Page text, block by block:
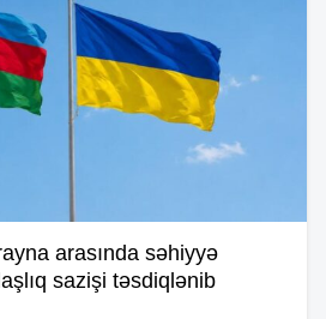
arasında səhiyyə
sazişi təsdiqlənib